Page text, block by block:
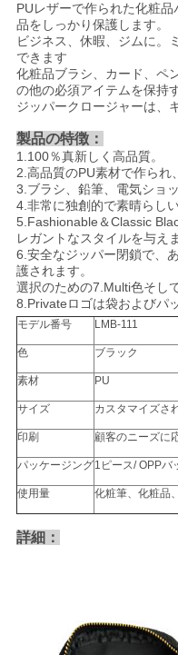
PUレザーで作られた化粧
品をしっかり保護します。
ビジネス、休暇、ジムに。
できます
化粧品ブラシ、カード、ペ
の他の必須アイテムを保持
ジッパークロージャーは、
製品の特徴：
1.100％真新しく高品質。
2.高品質のPU素材で作られ
3.ブラシ、鉛筆、電気ショ
4.非常に独創的で素晴らし
5.Fashionable＆Classic
レガントなスタイルを与え
6.安全なジッパー閉鎖で、
護されます。
選択のための7.Multi色そし
8.Privateロゴは袋およびパ
モデル番号 LMB-111
色 ブラック
素材 PU
サイズ カスタマイズさ
印刷 顧客のニーズに
パッケージング1ピース/ OPPバ
使用量 化粧筆、化粧品
詳細：